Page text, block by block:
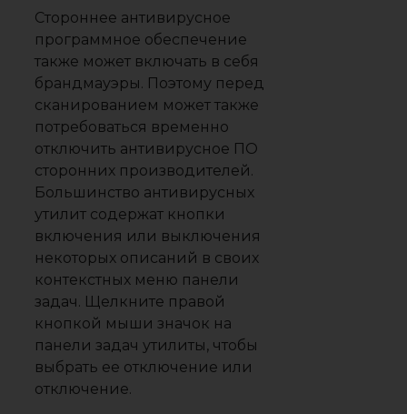
Стороннее антивирусное
программное обеспечение
также может включать в себя
брандмауэры. Поэтому перед
сканированием может также
потребоваться временно
отключить антивирусное ПО
сторонних производителей.
Большинство антивирусных
утилит содержат кнопки
включения или выключения
некоторых описаний в своих
контекстных меню панели
задач. Щелкните правой
кнопкой мыши значок на
панели задач утилиты, чтобы
выбрать ее отключение или
отключение.